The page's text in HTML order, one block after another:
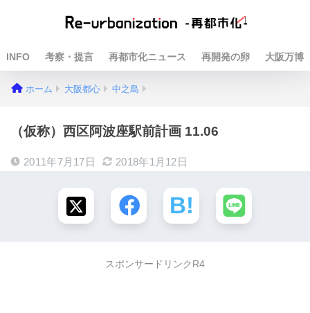
INFO 考察・提言 再都市化ニュース 再開発の卵 大阪万博
ホーム 大阪都心 中之島
（仮称）西区阿波座駅前計画 11.06
2011年7月17日 2018年1月12日
スポンサードリンクR4